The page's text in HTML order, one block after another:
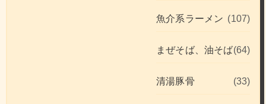
魚介系ラーメン (107)
まぜそば、油そば(64)
清湯豚骨 (33)